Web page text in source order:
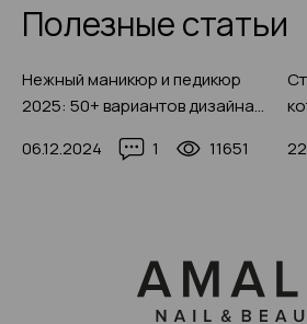
Полезные статьи
Нежный маникюр и педикюр
2025: 50+ вариантов дизайна,
выполнения
06.12.2024 1 11651